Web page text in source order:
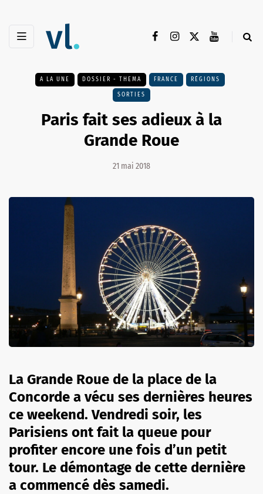
A LA UNE DOSSIER - THEMA FRANCE RÉGIONS
SORTIES
Paris fait ses adieux à la
Grande Roue
21 mai 2018
La Grande Roue de la place de la
Concorde a vécu ses dernières heures
ce weekend. Vendredi soir, les
Parisiens ont fait la queue pour
profiter encore une fois d’un petit
tour. Le démontage de cette dernière
a commencé dès samedi.